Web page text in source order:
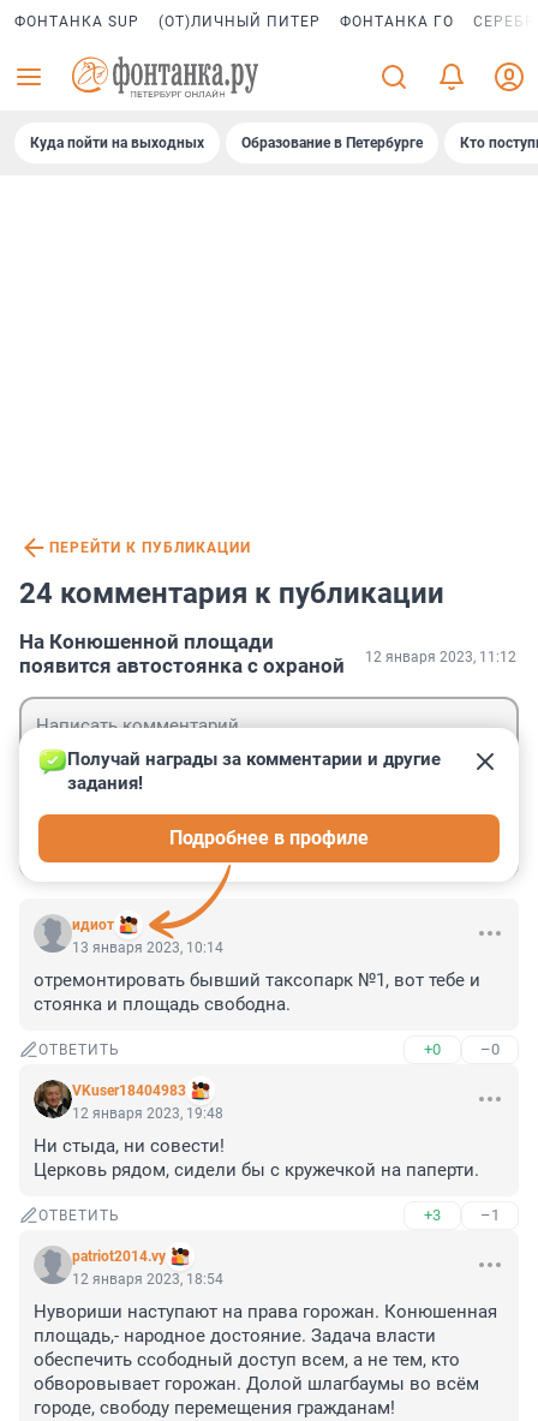
ФОНТАНКА SUP (ОТ)ЛИЧНЫЙ ПИТЕР ФОНТАНКА ГО
Куда пойти на выходных Образование в Петербурге Кто
ПЕРЕЙТИ К ПУБЛИКАЦИИ
24 комментария к публикации
На Конюшенной площади
появится автостоянка с охраной
12 января 2023, 11:12
идиот
Получай награды за комментарии и другие
задания!
Подробнее в профиле
13 января 2023, 10:14
отремонтировать бывший таксопарк №1, вот тебе и
стоянка и площадь свободна.
ОТВЕТИТЬ +0 –0
VKuser18404983
12 января 2023, 19:48
Ни стыда, ни совести!
Церковь рядом, сидели бы с кружечкой на паперти.
ОТВЕТИТЬ +3 –1
patriot2014.vy
12 января 2023, 18:54
Нувориши наступают на права горожан. Конюшенная
площадь,- народное достояние. Задача власти
обеспечить ссободный доступ всем, а не тем, кто
обворовывает горожан. Долой шлагбаумы во всём
городе, свободу перемещения гражданам!